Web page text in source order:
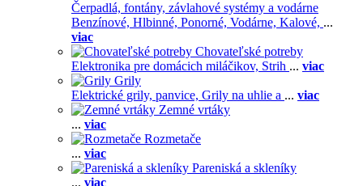
Čerpadlá, fontány, závlahové systémy a vodárne
Benzínové, Hlbinné, Ponorné, Vodárne, Kalové, ...
viac
Chovateľské potreby
Elektronika pre domácich miláčikov, Strih ... viac
Grily
Elektrické grily, panvice, Grily na uhlie a ... viac
Zemné vrtáky
... viac
Rozmetače
... viac
Pareniská a skleníky
... viac